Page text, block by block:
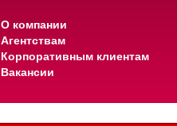
О компании
Агентствам
Корпоративным клиентам
Вакансии